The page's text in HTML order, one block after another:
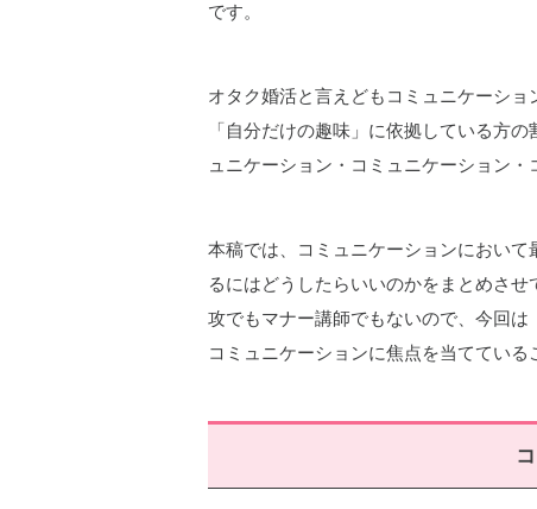
です。
オタク婚活と言えどもコミュニケーシ
「自分だけの趣味」に依拠している方
ュニケーション・コミュニケーション・
本稿では、コミュニケーションにおい
るにはどうしたらいいのかをまとめさ
攻でもマナー講師でもないので、今回
コミュニケーションに焦点を当てている